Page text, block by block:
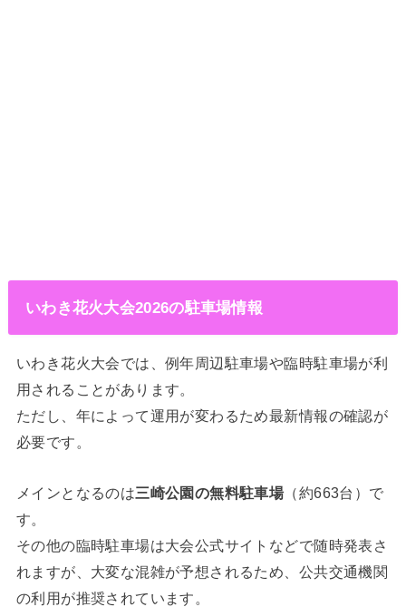
いわき花火大会2026の駐車場情報
いわき花火大会では、例年周辺駐車場や臨時駐車場が利
用されることがあります。
ただし、年によって運用が変わるため最新情報の確認が
必要です。
メインとなるのは三崎公園の無料駐車場（約663台）で
す。
その他の臨時駐車場は大会公式サイトなどで随時発表さ
れますが、大変な混雑が予想されるため、公共交通機関
の利用が推奨されています。